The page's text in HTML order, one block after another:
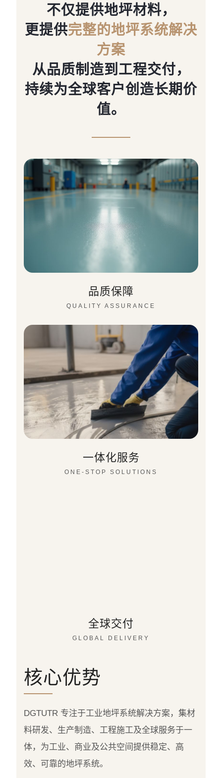
不仅提供地坪材料，
更提供完整的地坪系统解决
方案
从品质制造到工程交付，
持续为全球客户创造长期价
值。
品质保障
QUALITY ASSURANCE
一体化服务
ONE-STOP SOLUTIONS
全球交付
GLOBAL DELIVERY
核心优势
DGTUTR 专注于工业地坪系统解决方案，集材
料研发、生产制造、工程施工及全球服务于一
体，为工业、商业及公共空间提供稳定、高
效、可靠的地坪系统。